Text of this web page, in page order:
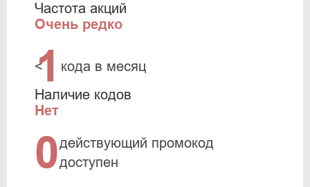
Частота акций
Очень редко
<
1 кода в месяц
Наличие кодов
Нет
0действующий промокод
доступен